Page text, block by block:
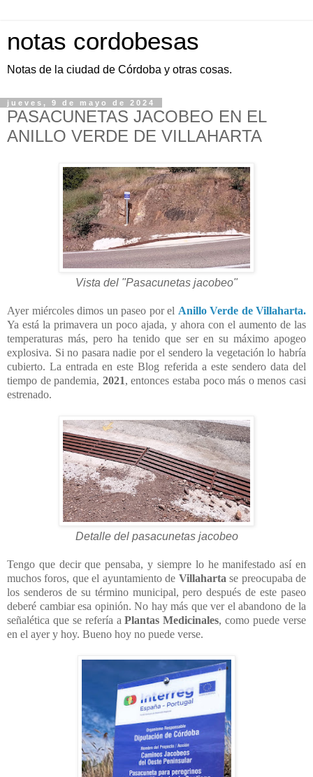
notas cordobesas
Notas de la ciudad de Córdoba y otras cosas.
jueves, 9 de mayo de 2024
PASACUNETAS JACOBEO EN EL
ANILLO VERDE DE VILLAHARTA
Vista del "Pasacunetas jacobeo"
Ayer miércoles dimos un paseo por el Anillo Verde de Villaharta.
Ya está la primavera un poco ajada, y ahora con el aumento de las
temperaturas más, pero ha tenido que ser en su máximo apogeo
explosiva. Si no pasara nadie por el sendero la vegetación lo habría
cubierto. La entrada en este Blog referida a este sendero data del
tiempo de pandemia, 2021, entonces estaba poco más o menos casi
estrenado.
Detalle del pasacunetas jacobeo
Tengo que decir que pensaba, y siempre lo he manifestado así en
muchos foros, que el ayuntamiento de Villaharta se preocupaba de
los senderos de su término municipal, pero después de este paseo
deberé cambiar esa opinión. No hay más que ver el abandono de la
señalética que se refería aPlantas Medicinales, como puede verse
en el ayer y hoy. Bueno hoy no puede verse.